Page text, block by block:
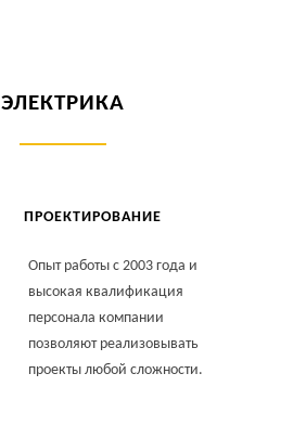
ЭЛЕКТРИКА
ПРОЕКТИРОВАНИЕ
Опыт работы с 2003 года и
высокая квалификация
персонала компании
позволяют реализовывать
проекты любой сложности.